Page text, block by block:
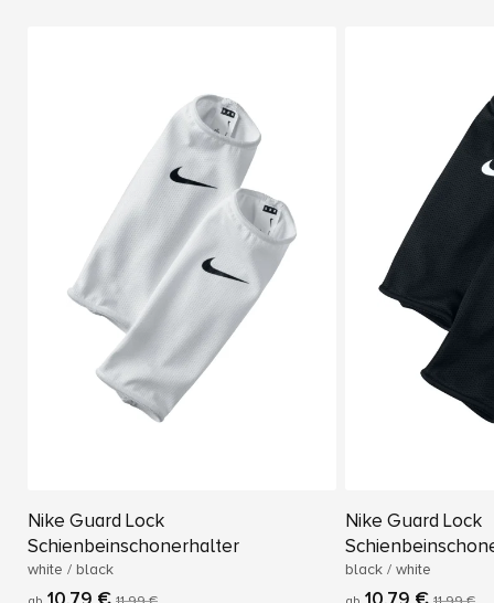
Nike Guard Lock
Schienbeinschonerhalter
white / black
Nike Guard Lock
black / white